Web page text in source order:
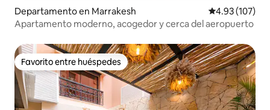
Departamento en Marrakesh Calificación
4.93 (107)
Apartamento moderno, acogedor y cerca del aeropuerto
Favorito entre huéspedes
Favorito entre huéspedes